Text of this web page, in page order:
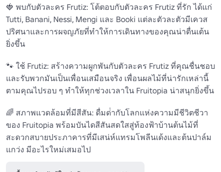
🍓 พบกับตัวละคร Frutiz: โต้ตอบกับตัวละคร Frutiz ที่รัก ได้แก่
Tutti, Banani, Nessi, Mengi และ Booki แต่ละตัวละตัวมีเควส
ปริศนาและการผจญภัยที่ทําให้การเดินทางของคุณน่าตื่นเต้น
ยิ่งขึ้น
🐾 ใช้ Frutiz: สร้างความผูกพันกับตัวละคร Frutiz ที่คุณชื่นชอบ
และรับพวกมันเป็นเพื่อนเสมือนจริง เพื่อนผลไม้ที่น่ารักเหล่านี้
ตามคุณไปรอบ ๆ ทําให้ทุกช่วงเวลาใน Fruitopia น่าสนุกยิ่งขึ้น
🌈 สภาพแวดล้อมที่มีสีสัน: ดื่มด่ํากับโลกแห่งความมีชีวิตชีวา
ของ Fruitopia พร้อมบันไดสีสันสดใสสู่ท้องฟ้าบ้านต้นไม้ที่
สะดวกสบายประภาคารที่มีเสน่ห์แทรมโพลีนเด้งและต้นปาล์ม
แกว่ง มีอะไรใหม่เสมอไป